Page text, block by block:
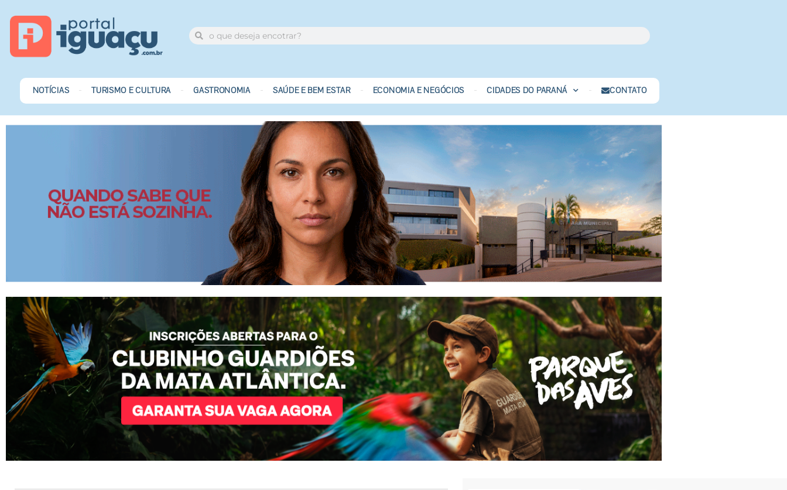
NOTÍCIAS TURISMO E CULTURA GASTRONOMIA SAÚDE E BEM ESTAR ECONOMIA E NEGÓCIOS CIDADES DO PARANÁ CONTATO